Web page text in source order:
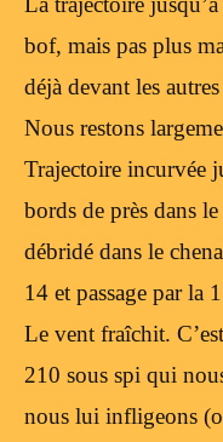
bof, mais pas plus
déjà devant les
Nous restons
Trajectoire incurvée
bords de près dans
débridé dans le
14 et passage par la
Le vent fraîchit.
210 sous spi qui
nous lui infligeons